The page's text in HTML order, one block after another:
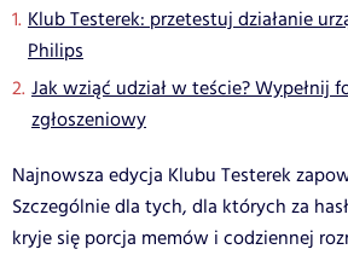
Klub Testerek: przetestuj działanie
Philips
Jak wziąć udział w teście? Wypełnij
zgłoszeniowy
Najnowsza edycja Klubu Testerek
Szczególnie dla tych, dla których za
kryje się porcja memów i codziennej